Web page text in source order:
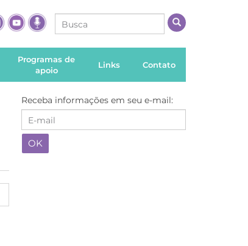
Programas de
apoio
Links Contato
Receba informações em seu e-mail: